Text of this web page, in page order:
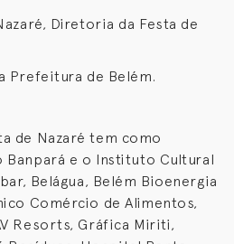
Diretoria da Festa de
Prefeitura de Belém.
de Nazaré tem como
e o Instituto Cultural
Belágua, Belém Bioenergia
Comércio de Alimentos,
Resorts, Gráfica Miriti,